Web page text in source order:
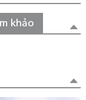
khảo